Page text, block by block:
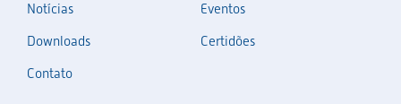
Notícias
Eventos
Downloads
Certidões
Contato